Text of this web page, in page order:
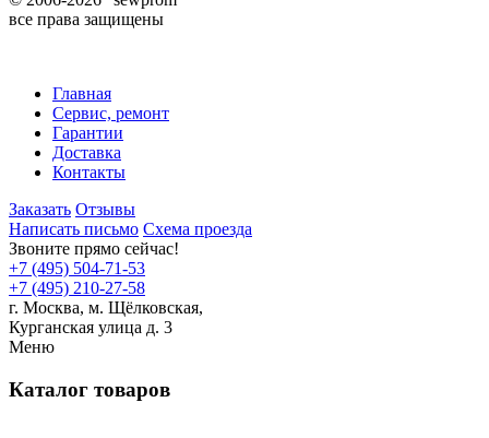
все права защищены
Главная
Сервис, ремонт
Гарантии
Доставка
Контакты
Заказать Отзывы
Написать письмо Схема проезда
Звоните прямо сейчас!
+7 (495) 504-71-53
+7 (495) 210-27-58
г. Москва, м. Щёлковская,
Курганская улица д. 3
Меню
Каталог товаров